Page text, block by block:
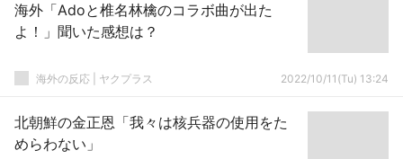
海外「Adoと椎名林檎のコラボ曲が出た
よ！」聞いた感想は？
海外の反応 | ヤクプラス 2022/10/11(Tu) 13:24
北朝鮮の金正恩「我々は核兵器の使用をた
めらわない」